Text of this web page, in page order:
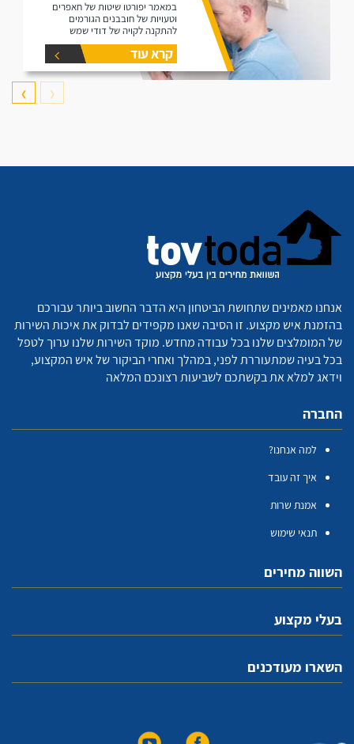
במאמר יפורטו שיטות של חאפרים
וטעויות של חובבנים הגורמים
להתקנה לקויה של דודי שמש
קרא עוד
❮
❯
אנחנו מאמינים שתחושת הביטחון היא הדבר החשוב ביותר עבורכם
בהזמנת איש מקצוע. זו הסיבה שאנו מקפידים לבדוק את איכות השירות
של המומלצים שלנו בכל עבודה מחדש. מוקד השירות שלנו ערוך לטפל
בכל בעיה שמתעוררת לפני, במהלך ואחרי הביקור של איש המקצוע,
וידאג למלא את בקשתכם לשביעות רצונכם המלאה
החברה
למה אנחנו?
איך זה עובד
אמנת שרות
תנאי שימוש
השווה מחירים
בעלי מקצוע
השארו מעודכנים